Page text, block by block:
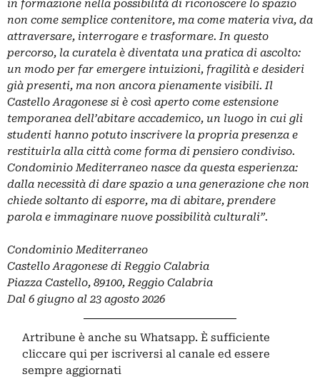
in formazione nella possibilità di riconoscere lo spazio
non come semplice contenitore, ma come materia viva, da
attraversare, interrogare e trasformare. In questo
percorso, la curatela è diventata una pratica di ascolto:
un modo per far emergere intuizioni, fragilità e desideri
già presenti, ma non ancora pienamente visibili. Il
Castello Aragonese si è così aperto come estensione
temporanea dell’abitare accademico, un luogo in cui gli
studenti hanno potuto inscrivere la propria presenza e
restituirla alla città come forma di pensiero condiviso.
Condominio Mediterraneo nasce da questa esperienza:
dalla necessità di dare spazio a una generazione che non
chiede soltanto di esporre, ma di abitare, prendere
parola e immaginare nuove possibilità culturali”.
Condominio Mediterraneo
Castello Aragonese di Reggio Calabria
Piazza Castello, 89100, Reggio Calabria
Dal 6 giugno al 23 agosto 2026
Artribune è anche su Whatsapp. È sufficiente
cliccare qui per iscriversi al canale ed essere
sempre aggiornati